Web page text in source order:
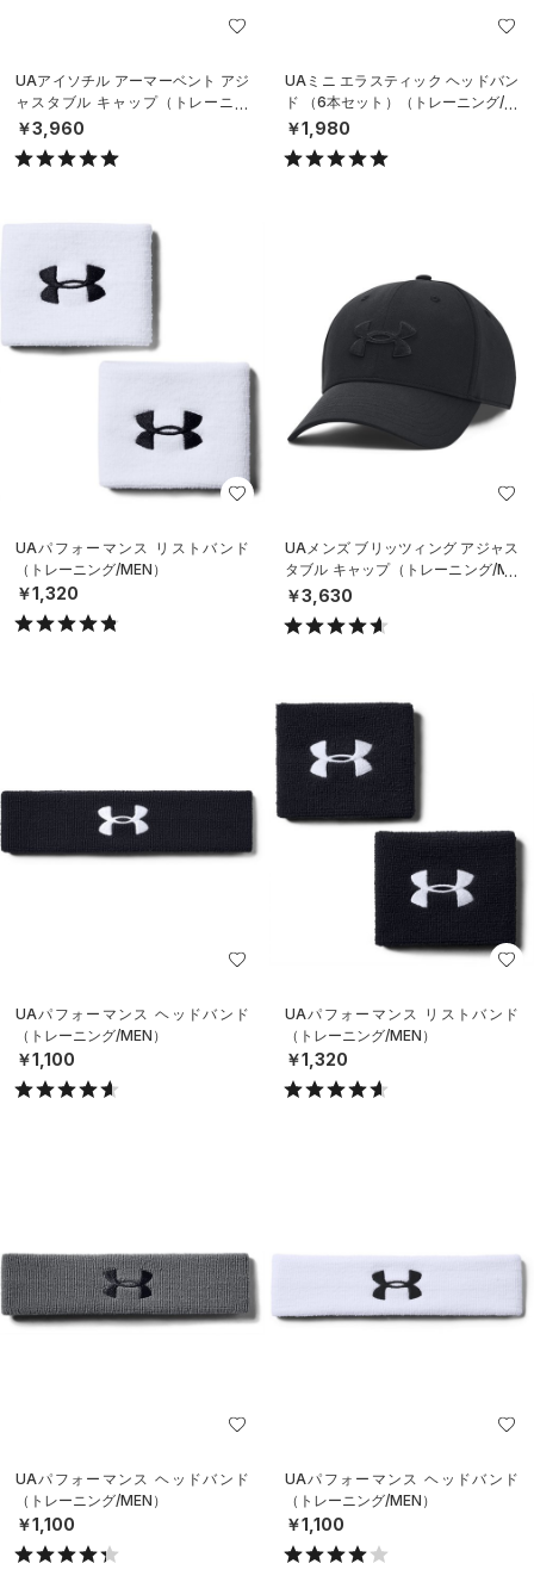
UAアイソチル アーマーベント アジ
ャスタブル キャップ（トレーニン
グ/MEN）
￥3,960
UAミニ エラスティック ヘッドバン
ド （6本セット）（トレーニング/W
OMEN）
￥1,980
UAパフォーマンス リストバンド
（トレーニング/MEN）
￥1,320
UAメンズ ブリッツィング アジャス
タブル キャップ（トレーニング/ME
N）
￥3,630
UAパフォーマンス ヘッドバンド
（トレーニング/MEN）
￥1,100
UAパフォーマンス リストバンド
（トレーニング/MEN）
￥1,320
UAパフォーマンス ヘッドバンド
（トレーニング/MEN）
￥1,100
UAパフォーマンス ヘッドバンド
（トレーニング/MEN）
￥1,100